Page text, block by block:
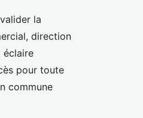
la
direction
éclaire
pour toute
commune